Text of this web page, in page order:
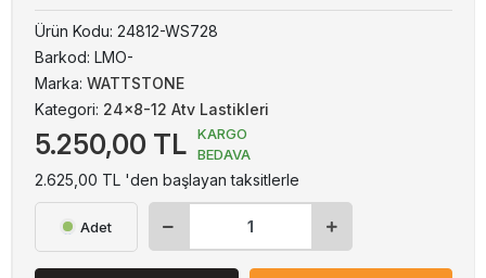
Ürün Kodu: 24812-WS728
Barkod: LMO-
Marka: WATTSTONE
Kategori: 24x8-12 Atv Lastikleri
5.250,00 TL
KARGO
BEDAVA
2.625,00 TL 'den başlayan taksitlerle
Adet